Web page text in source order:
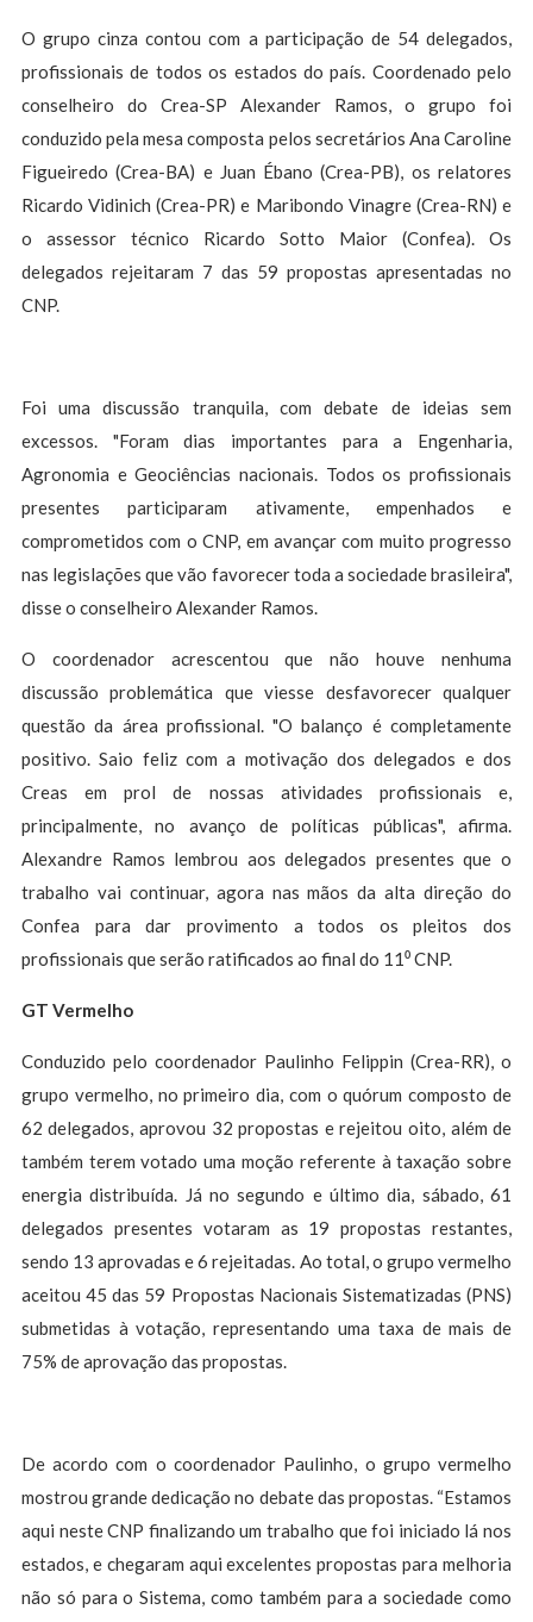
O grupo cinza contou com a participação de 54 delegados,
profissionais de todos os estados do país. Coordenado pelo
conselheiro do Crea-SP Alexander Ramos, o grupo foi
conduzido pela mesa composta pelos secretários Ana Caroline
Figueiredo (Crea-BA) e Juan Ébano (Crea-PB), os relatores
Ricardo Vidinich (Crea-PR) e Maribondo Vinagre (Crea-RN) e
o assessor técnico Ricardo Sotto Maior (Confea). Os
delegados rejeitaram 7 das 59 propostas apresentadas no
CNP.
Foi uma discussão tranquila, com debate de ideias sem
excessos. "Foram dias importantes para a Engenharia,
Agronomia e Geociências nacionais. Todos os profissionais
presentes participaram ativamente, empenhados e
comprometidos com o CNP, em avançar com muito progresso
nas legislações que vão favorecer toda a sociedade brasileira",
disse o conselheiro Alexander Ramos.
O coordenador acrescentou que não houve nenhuma
discussão problemática que viesse desfavorecer qualquer
questão da área profissional. "O balanço é completamente
positivo. Saio feliz com a motivação dos delegados e dos
Creas em prol de nossas atividades profissionais e,
principalmente, no avanço de políticas públicas", afirma.
Alexandre Ramos lembrou aos delegados presentes que o
trabalho vai continuar, agora nas mãos da alta direção do
Confea para dar provimento a todos os pleitos dos
profissionais que serão ratificados ao final do 11⁰ CNP.
GT Vermelho
Conduzido pelo coordenador Paulinho Felippin (Crea-RR), o
grupo vermelho, no primeiro dia, com o quórum composto de
62 delegados, aprovou 32 propostas e rejeitou oito, além de
também terem votado uma moção referente à taxação sobre
energia distribuída. Já no segundo e último dia, sábado, 61
delegados presentes votaram as 19 propostas restantes,
sendo 13 aprovadas e 6 rejeitadas. Ao total, o grupo vermelho
aceitou 45 das 59 Propostas Nacionais Sistematizadas (PNS)
submetidas à votação, representando uma taxa de mais de
75% de aprovação das propostas.
De acordo com o coordenador Paulinho, o grupo vermelho
mostrou grande dedicação no debate das propostas. “Estamos
aqui neste CNP finalizando um trabalho que foi iniciado lá nos
estados, e chegaram aqui excelentes propostas para melhoria
não só para o Sistema, como também para a sociedade como